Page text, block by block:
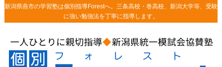
新潟県燕市の学習塾は個別指導Forestへ。三条高校・巻高校、新潟大学等、受験
に強い勉強法を丁寧に指導します。